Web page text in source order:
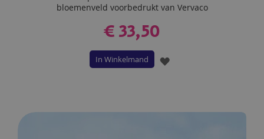
bloemenveld voorbedrukt van Vervaco
€ 33,50
In Winkelmand
VOEG